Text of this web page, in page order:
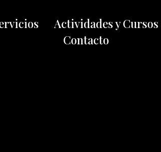
Actividades y Cursos
Contacto